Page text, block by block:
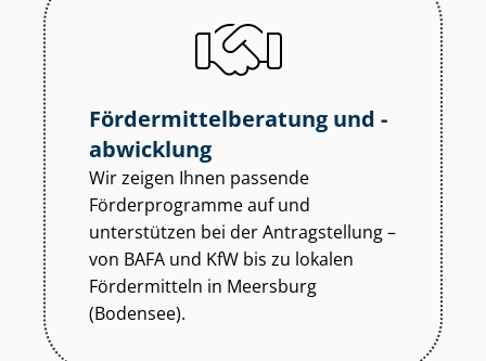
För­der­mit­tel­be­ra­tung und -
abwicklung
Wir zeigen Ihnen passende
Förderprogramme auf und
unterstützen bei der Antragstellung –
von BAFA und KfW bis zu lokalen
Fördermitteln in Meersburg
(Bodensee).